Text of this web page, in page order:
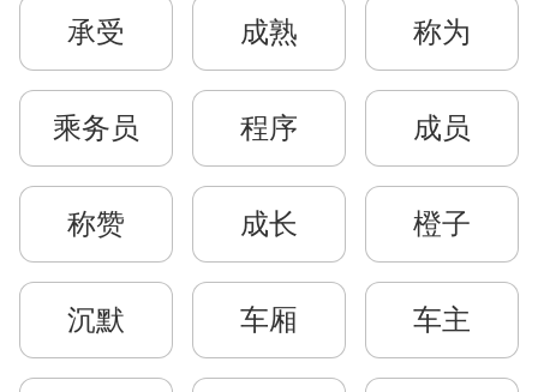
承受 成熟 称为
乘务员 程序 成员
称赞 成长 橙子
沉默 车厢 车主